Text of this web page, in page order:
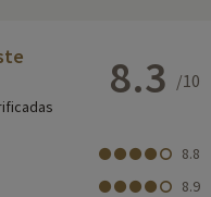
8.3 /10
8.8
8.9